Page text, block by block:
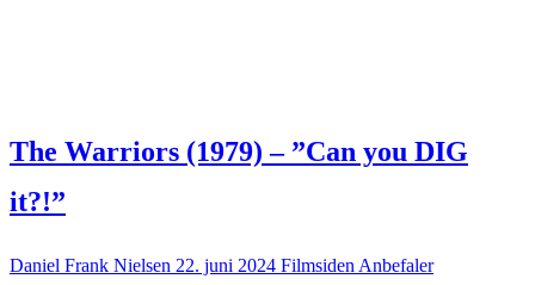
The Warriors (1979) – ”Can you DIG
it?!”
Daniel Frank Nielsen 22. juni 2024 Filmsiden Anbefaler